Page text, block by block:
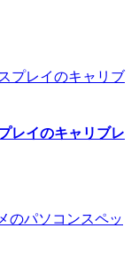
レイのキャリブレ